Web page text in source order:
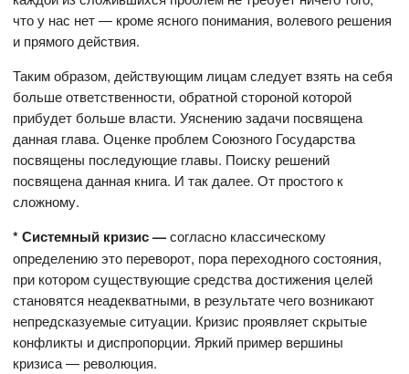
что у нас нет — кроме ясного понимания, волевого решения
и прямого действия.
Таким образом, действующим лицам следует взять на себя
больше ответственности, обратной стороной которой
прибудет больше власти. Уяснению задачи посвящена
данная глава. Оценке проблем Союзного Государства
посвящены последующие главы. Поиску решений
посвящена данная книга. И так далее. От простого к
сложному.
* Системный кризис —согласно классическому
определению это переворот, пора переходного состояния,
при котором существующие средства достижения целей
становятся неадекватными, в результате чего возникают
непредсказуемые ситуации. Кризис проявляет скрытые
конфликты и диспропорции. Яркий пример вершины
кризиса — революция.